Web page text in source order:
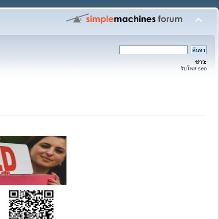
ข่าว:
รับโพส seo